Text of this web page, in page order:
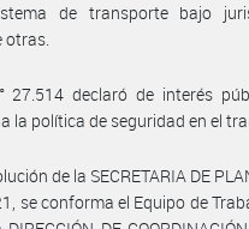
de transporte bajo
otras.
27.514 declaró de interés
la política de seguridad en el
de la SECRETARIA DE
se conforma el Equipo de